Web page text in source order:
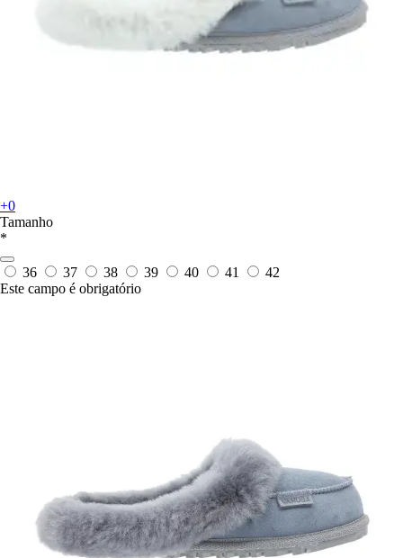
+0
Tamanho
*
36 37 38 39 40 41
42
Este campo é obrigatório